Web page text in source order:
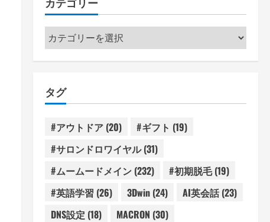
カ
テ
ー
タグ
#アウトドア(20) #ギフト (19)
#サロンドロワイヤル(31)
#ムームードメイン(232) #初期脱毛(19)
#英語学習 (26) 3Dwin(24) AI英会話(23)
DNS設定 (18) MACRON (30)